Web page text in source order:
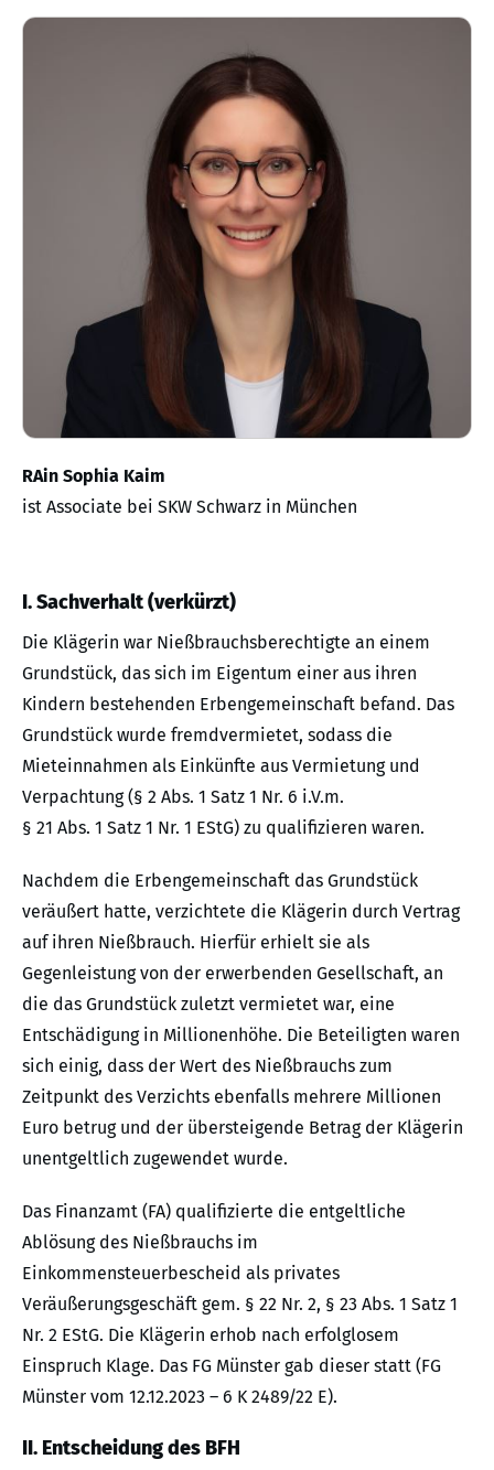
RAin Sophia Kaim
ist Associate bei SKW Schwarz in München
I. Sachverhalt (verkürzt)
Die Klägerin war Nießbrauchsberechtigte an einem
Grundstück, das sich im Eigentum einer aus ihren
Kindern bestehenden Erbengemeinschaft befand. Das
Grundstück wurde fremdvermietet, sodass die
Mieteinnahmen als Einkünfte aus Vermietung und
Verpachtung (§ 2 Abs. 1 Satz 1 Nr. 6 i.V.m.
§ 21 Abs. 1 Satz 1 Nr. 1 EStG) zu qualifizieren waren.
Nachdem die Erbengemeinschaft das Grundstück
veräußert hatte, verzichtete die Klägerin durch Vertrag
auf ihren Nießbrauch. Hierfür erhielt sie als
Gegenleistung von der erwerbenden Gesellschaft, an
die das Grundstück zuletzt vermietet war, eine
Entschädigung in Millionenhöhe. Die Beteiligten waren
sich einig, dass der Wert des Nießbrauchs zum
Zeitpunkt des Verzichts ebenfalls mehrere Millionen
Euro betrug und der übersteigende Betrag der Klägerin
unentgeltlich zugewendet wurde.
Das Finanzamt (FA) qualifizierte die entgeltliche
Ablösung des Nießbrauchs im
Einkommensteuerbescheid als privates
Veräußerungsgeschäft gem. § 22 Nr. 2, § 23 Abs. 1 Satz 1
Nr. 2 EStG. Die Klägerin erhob nach erfolglosem
Einspruch Klage. Das FG Münster gab dieser statt (FG
Münster vom 12.12.2023 – 6 K 2489/22 E).
II. Entscheidung des BFH